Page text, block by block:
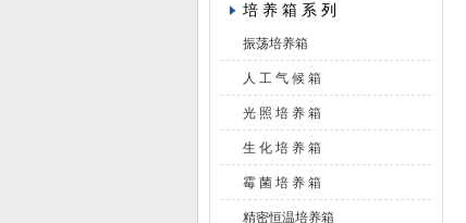
培 养 箱 系 列
振荡培养箱
人 工 气 候 箱
光 照 培 养 箱
生 化 培 养 箱
霉 菌 培 养 箱
精密恒温培养箱